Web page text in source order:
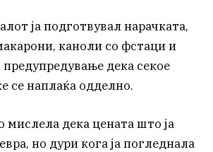
ја подготвувал нарачката,
каноли со фстаци и
предупредување дека секое
се наплаќа одделно.
дека цената што ја
но дури кога ја погледнала